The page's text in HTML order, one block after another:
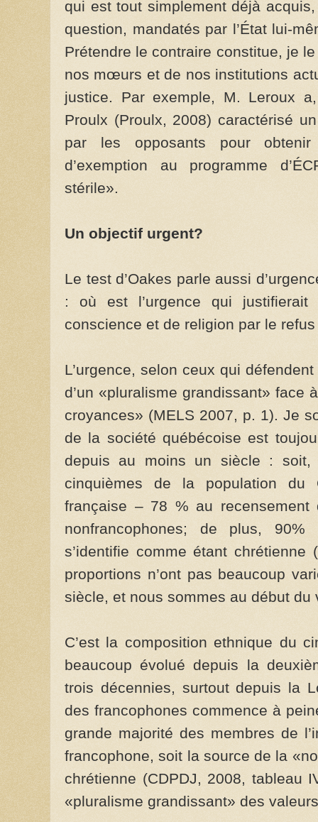
qui est tout simplement déjà
question, mandatés par l’État lui-
Prétendre le contraire constitue, je
nos mœurs et de nos institutions
justice. Par exemple, M. Leroux
Proulx (Proulx, 2008) caractérisé
par les opposants pour obtenir
d’exemption au programme
stérile».
Un objectif urgent?
Le test d’Oakes parle aussi
: où est l’urgence qui
conscience et de religion par le refus
L’urgence, selon ceux qui
d’un «pluralisme grandissant» face
croyances» (MELS 2007, p. 1). Je
de la société québécoise est
depuis au moins un siècle : soit,
cinquièmes de la population du
française – 78 % au
nonfrancophones; de plus,
s’identifie comme étant
proportions n’ont pas beaucoup
siècle, et nous sommes au début du
C’est la composition ethnique du
beaucoup évolué depuis la
trois décennies, surtout depuis la
des francophones commence à
grande majorité des membres de
francophone, soit la source de la
chrétienne (CDPDJ, 2008, tableau
«pluralisme grandissant» des